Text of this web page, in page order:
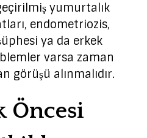
yumurtalık
endometriozis,
ya da erkek
varsa zaman
görüşü alınmalıdır.
Öncesi